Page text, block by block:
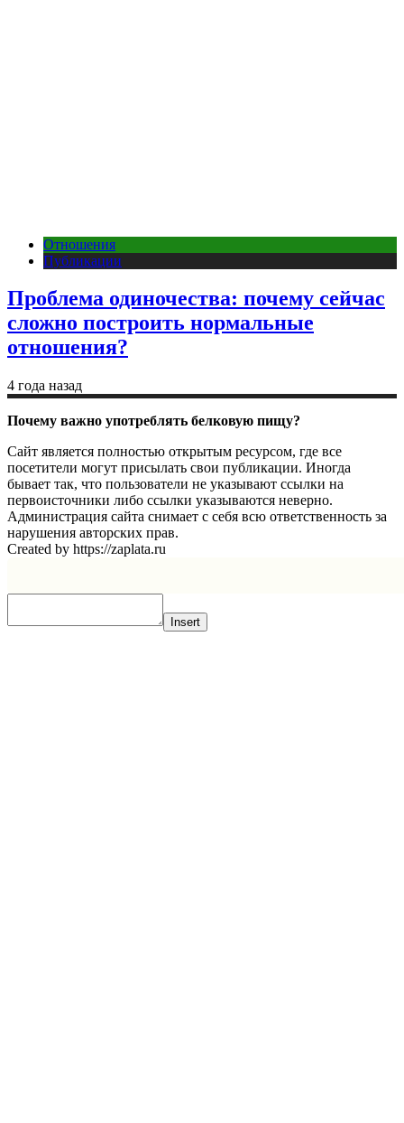
Отношения
Публикации
Проблема одиночества: почему сейчас
сложно построить нормальные
отношения?
4 года назад
Почему важно употреблять белковую пищу?
Сайт является полностью открытым ресурсом, где все
посетители могут присылать свои публикации. Иногда
бывает так, что пользователи не указывают ссылки на
первоисточники либо ссылки указываются неверно.
Администрация сайта снимает с себя всю ответственность за
нарушения авторских прав.
Created by https://zaplata.ru
Insert